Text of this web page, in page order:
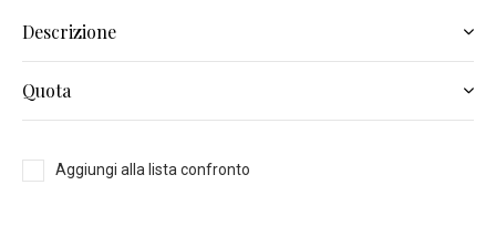
Descrizione
Quota
Aggiungi alla lista confronto